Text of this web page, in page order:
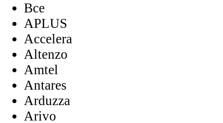
Все
APLUS
Accelera
Altenzo
Amtel
Antares
Arduzza
Arivo